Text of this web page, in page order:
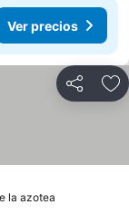
Ver precios
Compartir
la azotea